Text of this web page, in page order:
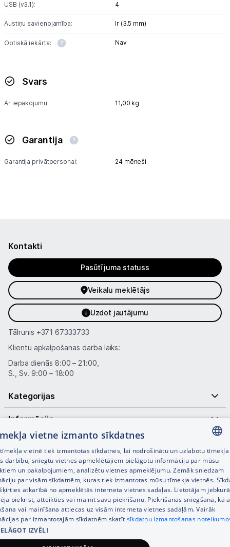
USB (v3.1): 4
Austiņu savienojamība: Ir (3.5 mm)
Optiskā iekārta: Nav
Svars
Ar iepakojumu: 11,00 kg
Garantija
Garantija privātpersonai: 24 mēneši
Kontakti
Pasūtījuma statuss
Veikalu meklētājs
Uzdot jautājumu
Tālrunis +371 67333733
Klientu apkalpošanas darba laiks:
Darba dienās 8:00 – 21:00,
S., Sv. 9:00 – 18:00
Kategorijas
Informācija
Noderīgas saites
© SIA Tet 2026 -
LATVIAN
RUSSIAN
ENGLISH
vietne izmanto sīkdatnes
vietnē tiek izmantotas sīkdatnes, lai nodrošinātu un uzlabotu tīmekļa
darbību, sniegtu vietnes apmeklētājiem pielāgotu informāciju par mūsu
un pakalpojumiem, analizētu vietnes apmeklējumu. Zemāk sniedzam
par visām sīkdatnēm, kuras tiek izmantotas mūsu tīmekļa vietnēs.
atkarībā no apmeklētās interneta vietnes sadaļas. Lietotājam
piekrist, atteikties vai mainīt savu piekrišanu. Piekrišanas sniegšana, kā
vai mainīšana attiecas uz visām interneta vietnes sadaļām. Vairāk
par izmantotajām sīkdatnēm skatīt sīkdatņu izmantošanas
IZVĒLI